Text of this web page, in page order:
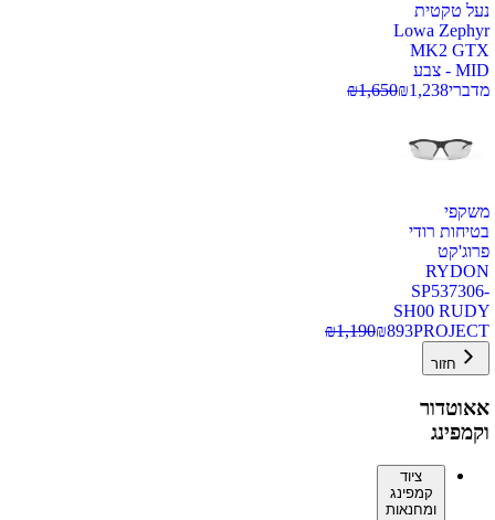
נעל טקטית
Lowa Zephyr
MK2 GTX
MID - צבע
מדברי
₪1,238
₪1,650
משקפי
בטיחות רודי
פרוג'קט
RYDON
SP537306-
SH00 RUDY
PROJECT
₪893
₪1,190
חזור
אאוטדור
וקמפינג
ציוד
קמפינג
ומחנאות